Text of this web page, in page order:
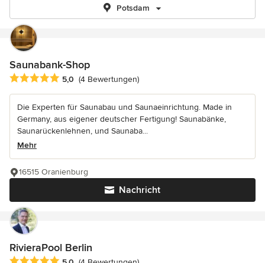
Potsdam
Saunabank-Shop
Durchschnittliche Bewertung: 5 von 5 Sternen
5,0 (4 Bewertungen)
Die Experten für Saunabau und Saunaeinrichtung. Made in
Germany, aus eigener deutscher Fertigung! Saunabänke,
Saunarückenlehnen, und Saunaba...
Mehr
Nachricht
16515 Oranienburg
RivieraPool Berlin